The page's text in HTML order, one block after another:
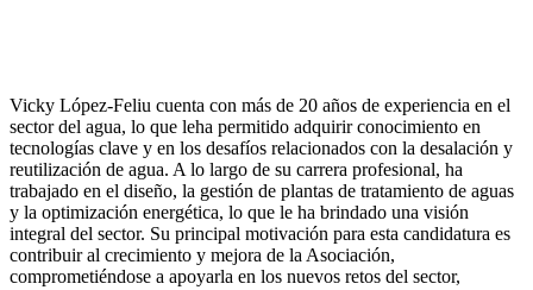
Vicky López-Feliu cuenta con más de 20 años de experiencia en el
sector del agua, lo que leha permitido adquirir conocimiento en
tecnologías clave y en los desafíos relacionados con la desalación y
reutilización de agua. A lo largo de su carrera profesional, ha
trabajado en el diseño, la gestión de plantas de tratamiento de aguas
y la optimización energética, lo que le ha brindado una visión
integral del sector. Su principal motivación para esta candidatura es
contribuir al crecimiento y mejora de la Asociación,
comprometiéndose a apoyarla en los nuevos retos del sector,